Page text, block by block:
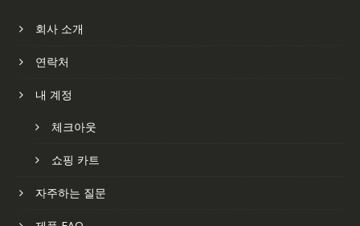
회사 소개
연락처
내 계정
체크아웃
쇼핑 카트
자주하는 질문